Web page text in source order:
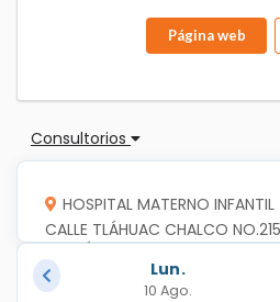
Página web
Consultorios
HOSPITAL MATERNO
CALLE TLÁHUAC CHALCO
ANDRÉS, C.P.13099, TLAHUAC,
MEXICO
Lun.
10 Ago.